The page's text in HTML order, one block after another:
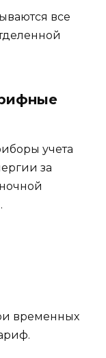
все
учета
за
временных